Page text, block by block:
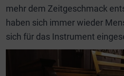
mehr dem Zeitgeschmack
haben sich immer wieder
sich für das Instrument